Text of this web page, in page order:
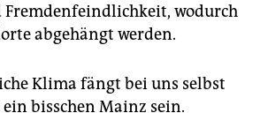
Fremdenfeindlichkeit, wodurch
abgehängt werden.
Klima fängt bei uns selbst
bisschen Mainz sein.